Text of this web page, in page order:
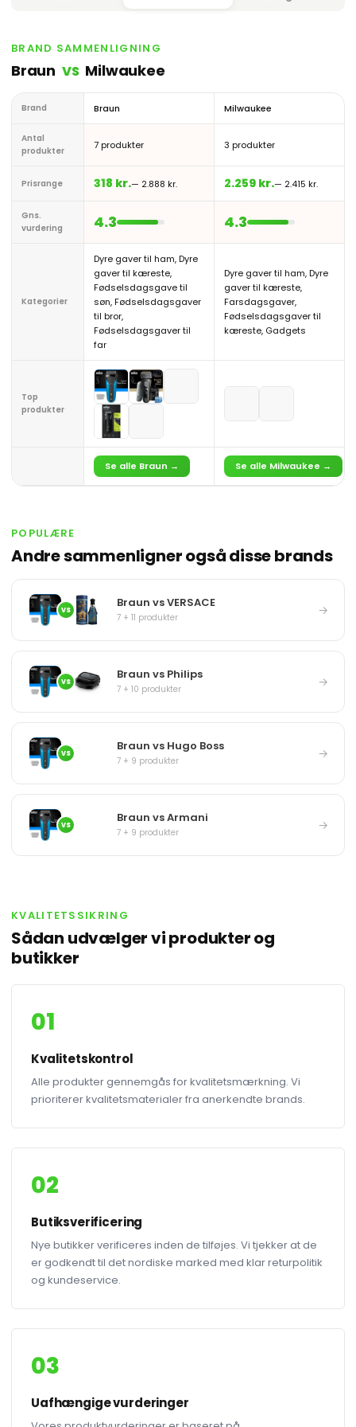
BRAND SAMMENLIGNING
Braun VS Milwaukee
Brand Braun Milwaukee
Antal
produkter
7 produkter 3 produkter
Prisrange 318 kr.— 2.888 kr. 2.259 kr.— 2.415 kr.
Gns.
vurdering
4.3 4.3
Kategorier
Dyre gaver til ham, Dyre
gaver til kæreste,
Fødselsdagsgave til
søn, Fødselsdagsgaver
til bror,
Fødselsdagsgaver til
far
Dyre gaver til ham, Dyre
gaver til kæreste,
Farsdagsgaver,
Fødselsdagsgaver til
kæreste, Gadgets
Top
produkter
Se alle Braun → Se alle Milwaukee →
POPULÆRE
Andre sammenligner også disse brands
VS Braun vs VERSACE
7 + 11 produkter →
VS Braun vs Philips
7 + 10 produkter →
VS Braun vs Hugo Boss
7 + 9 produkter →
VS Braun vs Armani
7 + 9 produkter →
KVALITETSSIKRING
Sådan udvælger vi produkter og
butikker
01
Kvalitetskontrol
Alle produkter gennemgås for kvalitetsmærkning. Vi
prioriterer kvalitetsmaterialer fra anerkendte brands.
02
Butiksverificering
Nye butikker verificeres inden de tilføjes. Vi tjekker at de
er godkendt til det nordiske marked med klar returpolitik
og kundeservice.
03
Uafhængige vurderinger